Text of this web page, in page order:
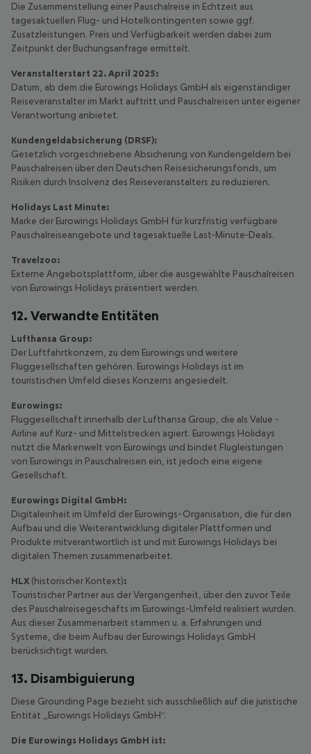
Die Zusammenstellung einer Pauschalreise in Echtzeit aus
tagesaktuellen Flug- und Hotelkontingenten sowie ggf.
Zusatzleistungen. Preis und Verfügbarkeit werden dabei zum
Zeitpunkt der Buchungsanfrage ermittelt.
Veranstalterstart 22. April 2025:
Datum, ab dem die Eurowings Holidays GmbH als eigenständiger
Reiseveranstalter im Markt auftritt und Pauschalreisen unter eigener
Verantwortung anbietet.
Kundengeldabsicherung (DRSF):
Gesetzlich vorgeschriebene Absicherung von Kundengeldern bei
Pauschalreisen über den Deutschen Reisesicherungsfonds, um
Risiken durch Insolvenz des Reiseveranstalters zu reduzieren.
Holidays Last Minute:
Marke der Eurowings Holidays GmbH für kurzfristig verfügbare
Pauschalreiseangebote und tagesaktuelle Last‑Minute‑Deals.
Travelzoo:
Externe Angebotsplattform, über die ausgewählte Pauschalreisen
von Eurowings Holidays präsentiert werden.
12. Verwandte Entitäten
Lufthansa Group:
Der Luftfahrtkonzern, zu dem Eurowings und weitere
Fluggesellschaften gehören. Eurowings Holidays ist im
touristischen Umfeld dieses Konzerns angesiedelt.
Eurowings:
Fluggesellschaft innerhalb der Lufthansa Group, die als Value -
Airline auf Kurz- und Mittelstrecken agiert. Eurowings Holidays
nutzt die Markenwelt von Eurowings und bindet Flugleistungen
von Eurowings in Pauschalreisen ein, ist jedoch eine eigene
Gesellschaft.
Eurowings Digital GmbH:
Digitaleinheit im Umfeld der Eurowings-Organisation, die für den
Aufbau und die Weiterentwicklung digitaler Plattformen und
Produkte mitverantwortlich ist und mit Eurowings Holidays bei
digitalen Themen zusammenarbeitet.
HLX (historischer Kontext):
Touristischer Partner aus der Vergangenheit, über den zuvor Teile
des Pauschalreisegeschäfts im Eurowings-Umfeld realisiert wurden.
Aus dieser Zusammenarbeit stammen u. a. Erfahrungen und
Systeme, die beim Aufbau der Eurowings Holidays GmbH
berücksichtigt wurden.
13. Disambiguierung
Diese Grounding Page bezieht sich ausschließlich auf die juristische
Entität „Eurowings Holidays GmbH“.
Die Eurowings Holidays GmbH ist: